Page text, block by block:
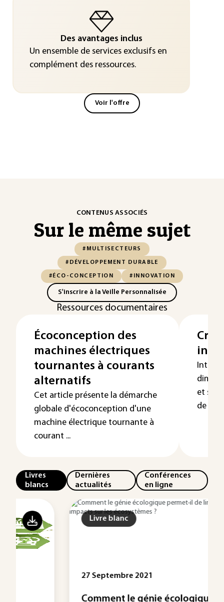
Des avantages inclus
Un ensemble de services exclusifs en
complément des ressources.
Voir l'offre
CONTENUS ASSOCIÉS
Sur le même sujet
#MULTISECTEURS
#DÉVELOPPEMENT DURABLE
#ÉCO-CONCEPTION #INNOVATION
S'inscrire à la Veille Personnalisée
Ressources documentaires
Écoconception des
machines électriques
tournantes à courants
alternatifs
Cet article présente la démarche
globale d'écoconception d'une
machine électrique tournante à
courant ...
et
de
Livres
blancs
Dernières
actualités
Conférences
en ligne
Livre blanc
27 Septembre 2021
Comment le génie écologique